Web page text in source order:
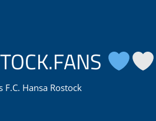
Hansa Rostock